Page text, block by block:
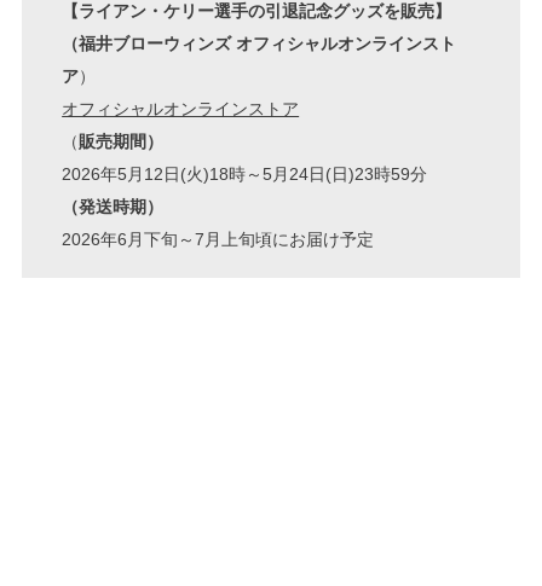
【ライアン・ケリー選手の引退記念グッズを販売】
（福井ブローウィンズ オフィシャルオンラインスト
ア）
オフィシャルオンラインストア
（販売期間）
2026年5月12日(火)18時～5月24日(日)23時59分
（発送時期）
2026年6月下旬～7月上旬頃にお届け予定